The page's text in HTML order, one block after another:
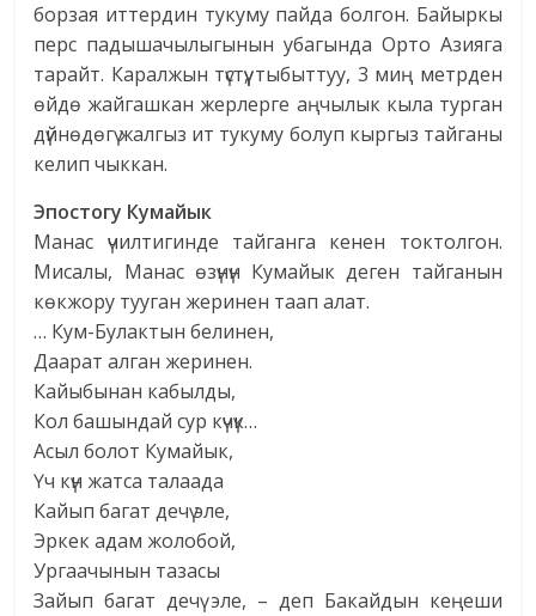
борзая иттердин тукуму пайда болгон. Байыркы
перс падышачылыгынын убагында Орто Азияга
тарайт. Каралжын түстүү, тыбыттуу, 3 миң метрден
өйдө жайгашкан жерлерге аңчылык кыла турган
дүйнөдөгү жалгыз ит тукуму болуп кыргыз тайганы
келип чыккан.
Эпостогу Кумайык
Манас үчилтигинде тайганга кенен токтолгон.
Мисалы, Манас өзүнүн Кумайык деген тайганын
көкжору тууган жеринен таап алат.
… Кум-Булактын белинен,
Даарат алган жеринен.
Кайыбынан кабылды,
Кол башындай сур күчүк…
Асыл болот Кумайык,
Үч күн жатса талаада
Кайып багат дечү эле,
Эркек адам жолобой,
Ургаачынын тазасы
Зайып багат дечү эле, – деп Бакайдын кеңеши